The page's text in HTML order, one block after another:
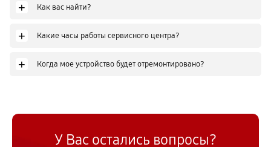
+ Как вас найти?
+ Какие часы работы сервисного центра?
+ Когда мое устройство будет отремонтировано?
У Вас остались вопросы?